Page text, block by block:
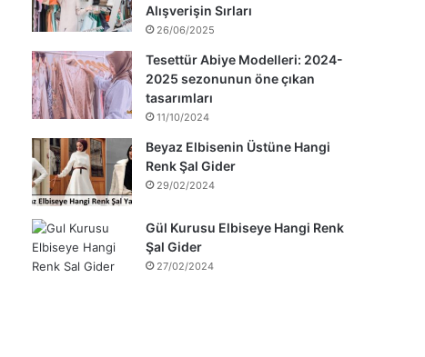
Alışverişin Sırları
26/06/2025
Tesettür Abiye Modelleri: 2024-
2025 sezonunun öne çıkan
tasarımları
11/10/2024
Beyaz Elbisenin Üstüne Hangi
Renk Şal Gider
29/02/2024
Gül Kurusu Elbiseye Hangi Renk
Şal Gider
27/02/2024